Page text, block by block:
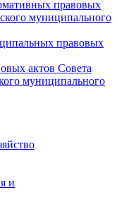
правовых
муниципального
правовых
актов Совета
муниципального
и